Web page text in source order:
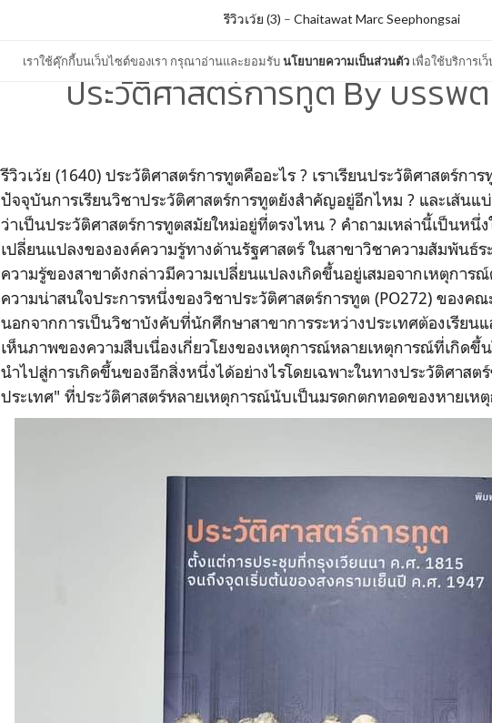
เราใช้คุ๊กกี้บนเว็บไซต์ของเรา กรุณาอ่านและยอมรับนโยบายความเป็นส่วนตัว เพื่อใช้บริการเ
รีวิวเว้ย (3) – Chaitawat Marc Seephongsai
ประวัติศาสตร์การทูต By บรรพ
รีวิวเว้ย (1640) ประวัติศาสตร์การทูตคืออะไร ? เราเรียนประวัติศาสตร์กา
ปัจจุบันการเรียนวิชาประวัติศาสตร์การทูตยังสำคัญอยู่อีกไหม ? และเส้นแบ่
ว่าเป็นประวัติศาสตร์การทูตสมัยใหม่อยู่ที่ตรงไหน ? คำถามเหล่านี้เป็นหนึ่
เปลี่ยนแปลงขององค์ความรู้ทางด้านรัฐศาสตร์ ในสาขาวิชาความสัมพันธ์
ความรู้ของสาขาดังกล่าวมีความเปลี่ยนแปลงเกิดขึ้นอยู่เสมอจากเหตุการ
ความน่าสนใจประการหนึ่งของวิชาประวัติศาสตร์การทูต (PO272) ของคณ
นอกจากการเป็นวิชาบังคับที่นักศึกษาสาขาการระหว่างประเทศต้องเรียน
เห็นภาพของความสืบเนื่องเกี่ยวโยงของเหตุการณ์หลายเหตุการณ์ที่เกิดขึ้
นำไปสู่การเกิดขึ้นของอีกสิ่งหนึ่งได้อย่างไรโดยเฉพาะในทางประวัติศาสต
ประเทศ" ที่ประวัติศาสตร์หลายเหตุการณ์นับเป็นมรดกตกทอดของหายเห